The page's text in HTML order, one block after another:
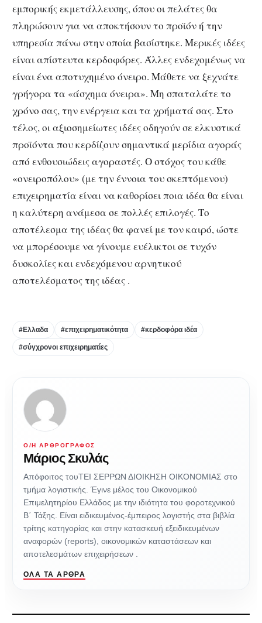
εμπορικής εκμετάλλευσης, όπου οι πελάτες θα
πληρώσουν για να αποκτήσουν το προϊόν ή την
υπηρεσία πάνω στην οποία βασίστηκε. Μερικές ιδέες
είναι απίστευτα κερδοφόρες. Άλλες ενδεχομένως να
είναι ένα αποτυχημένο όνειρο. Μάθετε να ξεχνάτε
γρήγορα τα «άσχημα όνειρα». Μη σπαταλάτε το
χρόνο σας, την ενέργεια και τα χρήματά σας. Στο
τέλος, οι αξιοσημείωτες ιδέες οδηγούν σε ελκυστικά
προϊόντα που κερδίζουν σημαντικά μερίδια αγοράς
από ενθουσιώδεις αγοραστές. Ο στόχος του κάθε
«ονειροπόλου» (με την έννοια του σκεπτόμενου)
επιχειρηματία είναι να καθορίσει ποια ιδέα θα είναι
η καλύτερη ανάμεσα σε πολλές επιλογές. Το
αποτέλεσμα της ιδέας θα φανεί με τον καιρό, ώστε
να μπορέσουμε να γίνουμε ευέλικτοι σε τυχόν
δυσκολίες και ενδεχόμενου αρνητικού
αποτελέσματος της ιδέας .
#Ελλαδα #επιχειρηματικότητα #κερδοφόρα ιδέα
#σύγχρονοι επιχειρηματίες
Ο/Η ΑΡΘΡΟΓΡΆΦΟΣ
Μάριος Σκυλάς
Απόφοιτος τουΤΕΙ ΣΕΡΡΩΝ ΔΙΟΙΚΗΣΗ ΟΙΚΟΝΟΜΙΑΣ στο
τμήμα λογιστικής. Έγινε μέλος του Οικονομικού
Επιμελητηρίου Ελλάδος με την ιδιότητα του φοροτεχνικού
Β΄ Τάξης. Είναι ειδικευμένος-έμπειρος λογιστής στα βιβλία
τρίτης κατηγορίας και στην κατασκευή εξειδικευμένων
αναφορών (reports), οικονομικών καταστάσεων και
αποτελεσμάτων επιχειρήσεων .
ΌΛΑ ΤΑ ΆΡΘΡΑ